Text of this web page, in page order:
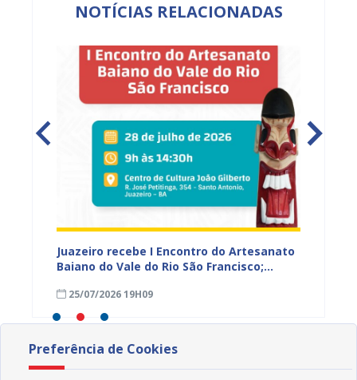
NOTÍCIAS RELACIONADAS
Juazeiro recebe I Encontro do Artesanato
Baiano do Vale do Rio São Francisco;
25/07/2026 19H09
Preferência de Cookies